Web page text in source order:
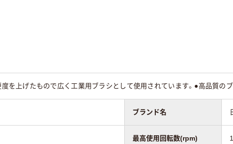
を上げたもので広く工業用ブラシとして使用されています。●高品質の
ブランド名
最高使用回転数(rpm)